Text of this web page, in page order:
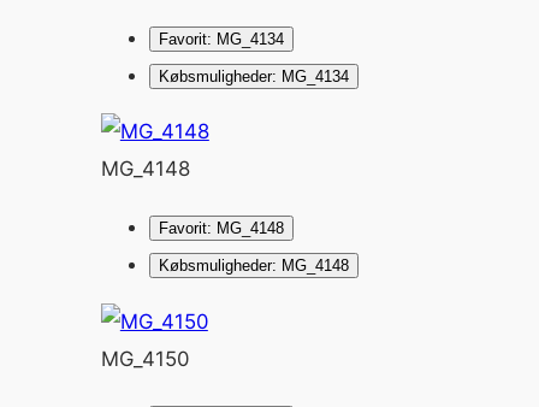
Favorit: MG_4134
Købsmuligheder: MG_4134
MG_4148
Favorit: MG_4148
Købsmuligheder: MG_4148
MG_4150